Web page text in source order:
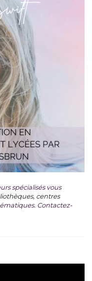
spécialisés vous
centres
Contactez-